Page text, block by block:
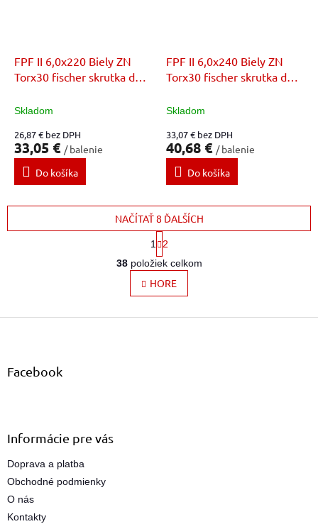
FPF II 6,0x220 Biely ZN
Torx30 fischer skrutka do
Skladom
26,87 € bez DPH
33,05 € / balenie
Do košíka
FPF II 6,0x240 Biely ZN
Torx30 fischer skrutka do
Skladom
33,07 € bez DPH
40,68 € / balenie
Do košíka
O
v
l
á
NAČÍTAŤ 8 ĎALŠÍCH
S
t
r
á
n
k
v
1
2
38položiek celkom
HORE
Z
Facebook
Informácie pre vás
Doprava a platba
Obchodné podmienky
O nás
Kontakty